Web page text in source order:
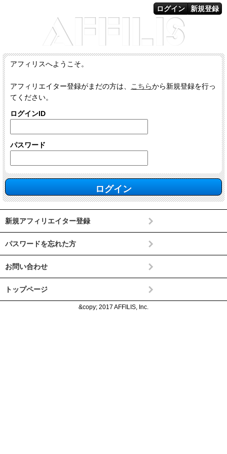
新規登録
ログイン
アフィリスへようこそ。
アフィリエイター登録がまだの方は、 こちらから新規登録を行っ
てください。
ログインID
パスワード
新規アフィリエイター登録
パスワードを忘れた方
お問い合わせ
トップページ
&copy; 2017 AFFILIS, Inc.